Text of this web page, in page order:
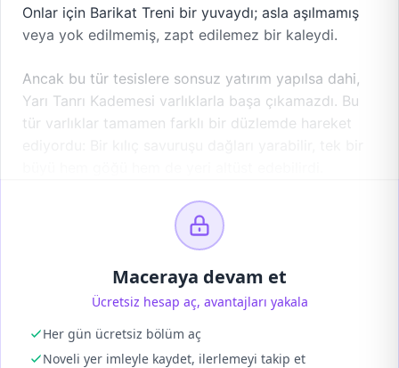
Onlar için Barikat Treni bir yuvaydı; asla aşılmamış
veya yok edilmemiş, zapt edilemez bir kaleydi.
Ancak bu tür tesislere sonsuz yatırım yapılsa dahi,
Yarı Tanrı Kademesi varlıklarla başa çıkamazdı. Bu
tür varlıklar tamamen farklı bir düzlemde hareket
Maceraya devam et
Ücretsiz hesap aç, avantajları yakala
Her gün ücretsiz bölüm aç
Noveli yer imleyle kaydet, ilerlemeyi takip et